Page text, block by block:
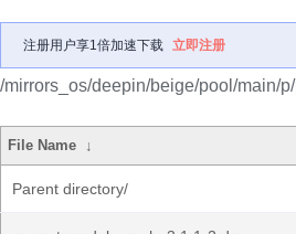
注册用户享1倍加速下载 立即注册
/mirrors_os/deepin/beige/pool/main/
File Name ↓
Parent directory/